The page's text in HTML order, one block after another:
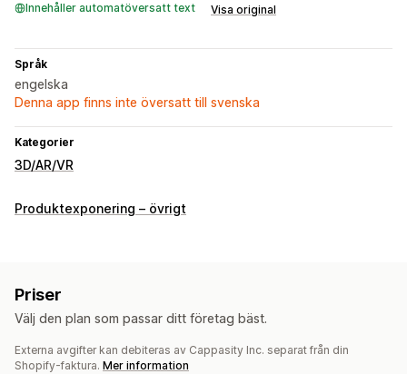
Innehåller automatöversatt text Visa original
Språk
engelska
Denna app finns inte översatt till svenska
Kategorier
3D/AR/VR
Produktexponering – övrigt
Priser
Välj den plan som passar ditt företag bäst.
Externa avgifter kan debiteras av Cappasity Inc. separat från din
Shopify-faktura. Mer information